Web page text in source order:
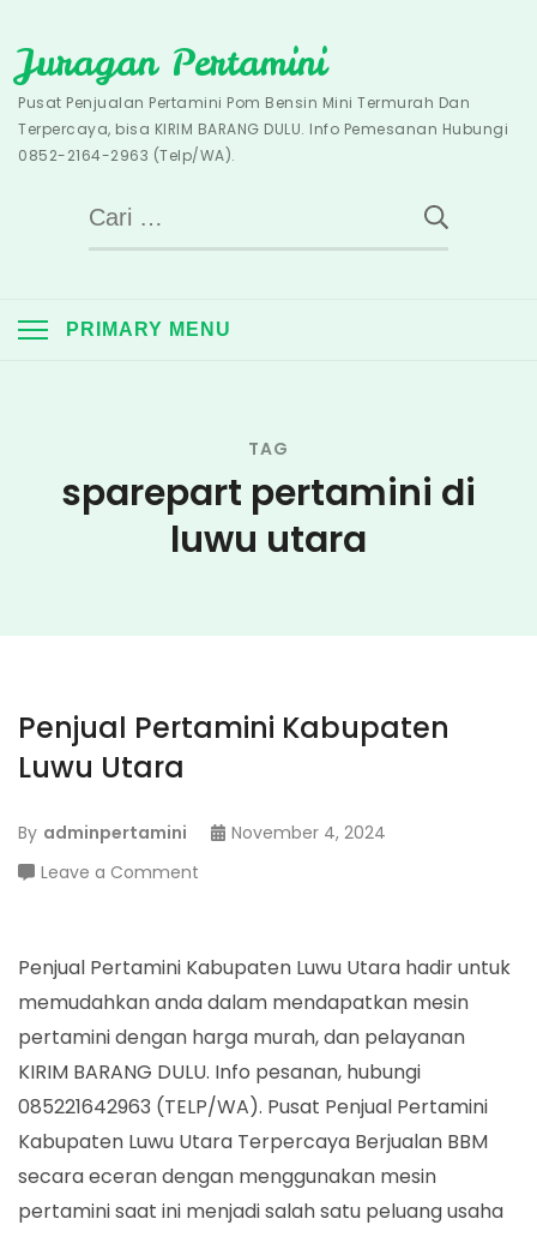
to
content
Juragan Pertamini
Pusat Penjualan Pertamini Pom Bensin Mini Termurah Dan
Terpercaya, bisa KIRIM BARANG DULU. Info Pemesanan Hubungi
0852-2164-2963 (Telp/WA).
Cari
untuk:
PRIMARY MENU
TAG
sparepart pertamini di
luwu utara
Penjual Pertamini Kabupaten
Luwu Utara
By adminpertamini
November 4, 2024
Leave a Comment
Kabupaten
Luwu
Utara
Penjual Pertamini Kabupaten Luwu Utara hadir untuk
memudahkan anda dalam mendapatkan mesin
pertamini dengan harga murah, dan pelayanan
KIRIM BARANG DULU. Info pesanan, hubungi
085221642963 (TELP/WA). Pusat Penjual Pertamini
Kabupaten Luwu Utara Terpercaya Berjualan BBM
secara eceran dengan menggunakan mesin
pertamini saat ini menjadi salah satu peluang usaha